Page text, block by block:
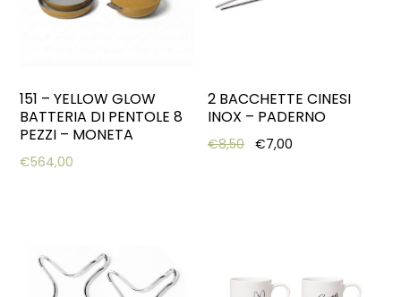
151 – YELLOW GLOW
BATTERIA DI PENTOLE 8
PEZZI – MONETA
€564,00
2 BACCHETTE CINESI
INOX – PADERNO
€8,50 Original price was:
€7,00